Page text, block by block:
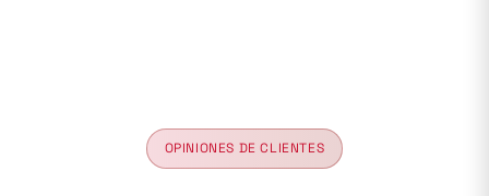
OPINIONES DE CLIENTES